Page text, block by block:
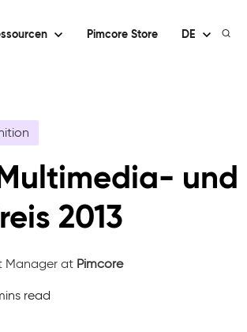
Pimcore Store DE
und
2013
Manager at Pimcore
read